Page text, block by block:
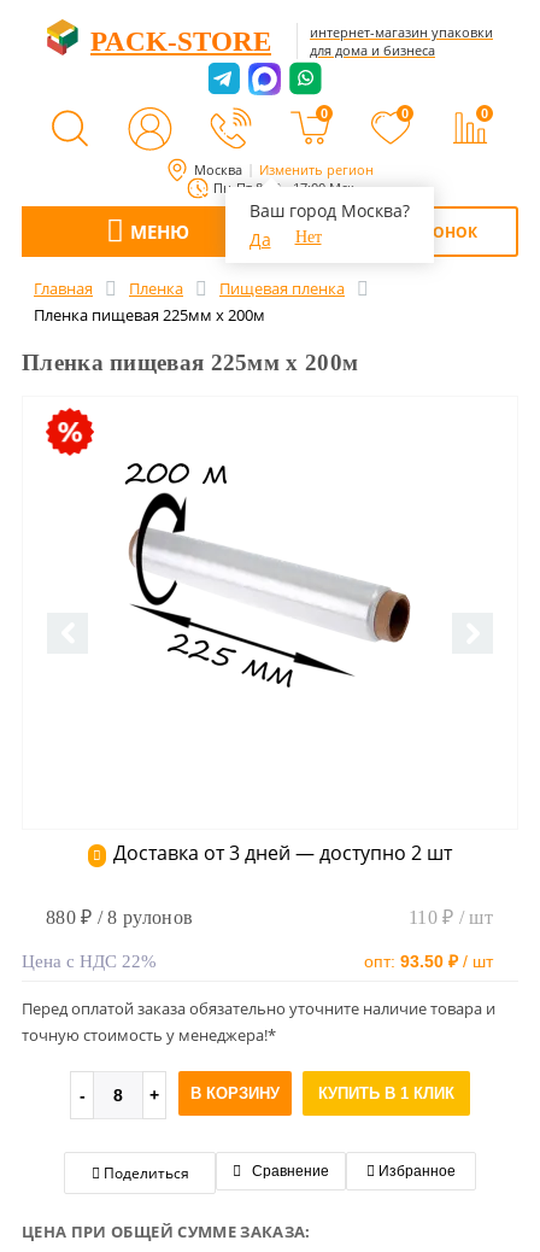
Москва Изменить регион
Ваш город Москва?
Да
Нет
Пн-Пт 8:00 - 17:00 Мск
PACK-STORE
интернет-магазин упаковки
для дома и бизнеса
0 0 0
МЕНЮ ОБРАТНЫЙ ЗВОНОК
Главная Пленка
Пищевая пленка
Пленка пищевая 225мм х 200м
Пленка пищевая 225мм х 200м
Доставка от 3 дней — доступно 2 шт
880 ₽ / 8 рулонов 110 ₽ / шт
Цена с НДС 22% опт: 93.50 ₽/ шт
Перед оплатой заказа обязательно уточните наличие товара и
точную стоимость у менеджера!*
В КОРЗИНУ КУПИТЬ В 1 КЛИК
Поделиться Сравнение Избранное
ЦЕНА ПРИ ОБЩЕЙ СУММЕ ЗАКАЗА: